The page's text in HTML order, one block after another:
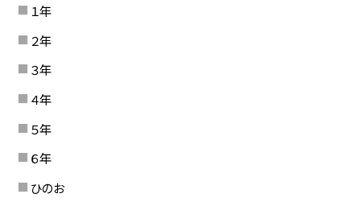
１年
２年
３年
４年
５年
６年
ひのお